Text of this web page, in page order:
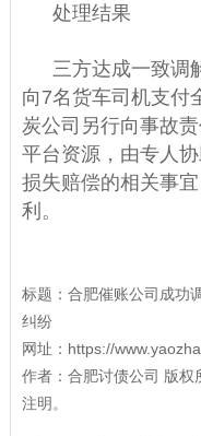
处理结果
三方达成一致调
向7名货车司机支付
炭公司另行向事故
平台资源，由专人
损失赔偿的相关事
利。
标题： 合肥催账公司成功
纠纷
网址： https://
作者： 合肥讨债公司 版权
注明。